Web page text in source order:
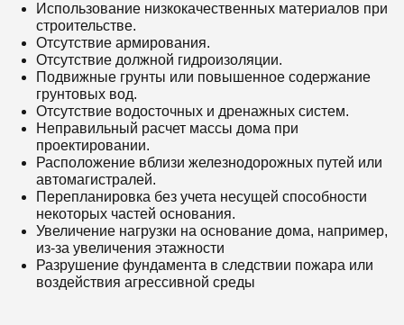
Использование низкокачественных материалов при
строительстве.
Отсутствие армирования.
Отсутствие должной гидроизоляции.
Подвижные грунты или повышенное содержание
грунтовых вод.
Отсутствие водосточных и дренажных систем.
Неправильный расчет массы дома при
проектировании.
Расположение вблизи железнодорожных путей или
автомагистралей.
Перепланировка без учета несущей способности
некоторых частей основания.
Увеличение нагрузки на основание дома, например,
из-за увеличения этажности
Разрушение фундамента в следствии пожара или
воздействия агрессивной среды